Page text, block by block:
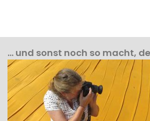
… und sonst noch so macht,